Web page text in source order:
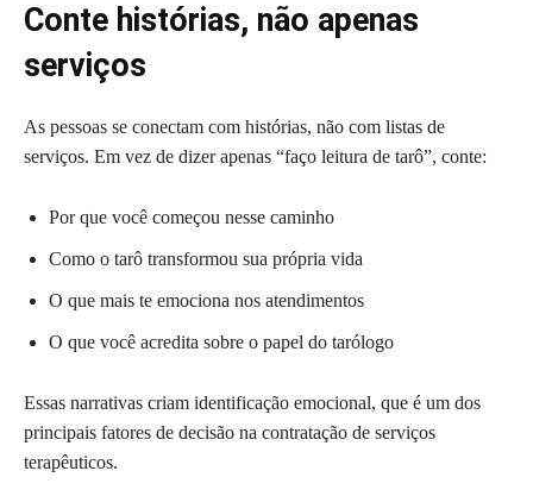
Conte histórias, não apenas
serviços
As pessoas se conectam com histórias, não com listas de
serviços. Em vez de dizer apenas “faço leitura de tarô”, conte:
Por que você começou nesse caminho
Como o tarô transformou sua própria vida
O que mais te emociona nos atendimentos
O que você acredita sobre o papel do tarólogo
Essas narrativas criam identificação emocional, que é um dos
principais fatores de decisão na contratação de serviços
terapêuticos.